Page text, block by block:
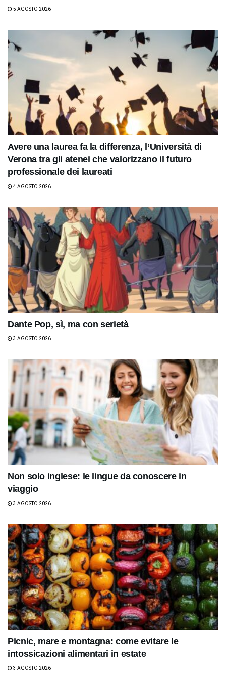
5 AGOSTO 2026
Avere una laurea fa la differenza, l’Università di
Verona tra gli atenei che valorizzano il futuro
professionale dei laureati
4 AGOSTO 2026
Dante Pop, sì, ma con serietà
3 AGOSTO 2026
Non solo inglese: le lingue da conoscere in
viaggio
3 AGOSTO 2026
Picnic, mare e montagna: come evitare le
intossicazioni alimentari in estate
3 AGOSTO 2026